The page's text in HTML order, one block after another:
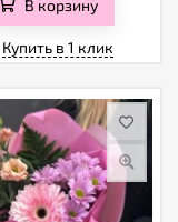
В корзину
Купить в 1 клик